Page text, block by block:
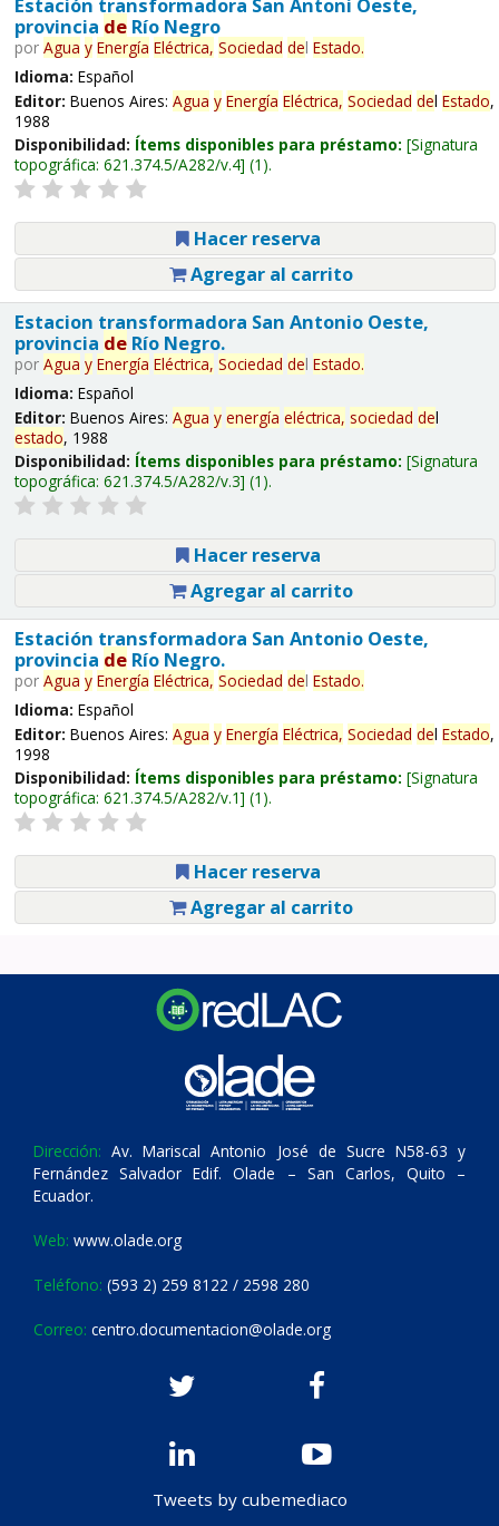
provincia deRío Negro
por Agua y Energía Eléctrica, Sociedad del Estado.
Idioma: Español
Editor: Buenos Aires: Agua y Energía Eléctrica, Sociedad del Estado,
1988
Disponibilidad: Ítems disponibles para préstamo: Signatura
topográfica: 621.374.5/A282/v.4 (1).
Hacer reserva
Agregar al carrito
Estacion transformadora San Antonio Oeste,
provincia deRío Negro.
por Agua y Energía Eléctrica, Sociedad del Estado.
Idioma: Español
Editor: Buenos Aires: Agua y energía eléctrica, sociedad del
estado, 1988
Disponibilidad: Ítems disponibles para préstamo: Signatura
topográfica: 621.374.5/A282/v.3 (1).
Hacer reserva
Agregar al carrito
Estación transformadora San Antonio Oeste,
provincia deRío Negro.
por Agua y Energía Eléctrica, Sociedad del Estado.
Idioma: Español
Editor: Buenos Aires: Agua y Energía Eléctrica, Sociedad del Estado,
1998
Disponibilidad: Ítems disponibles para préstamo: Signatura
topográfica: 621.374.5/A282/v.1 (1).
Hacer reserva
Agregar al carrito
Dirección: Av. Mariscal Antonio José de Sucre N58-63 y
Fernández Salvador Edif. Olade – San Carlos, Quito –
Ecuador.
Web: www.olade.org
Teléfono: (593 2) 259 8122 / 2598 280
Correo: centro.documentacion@olade.org
Tweets by cubemediaco